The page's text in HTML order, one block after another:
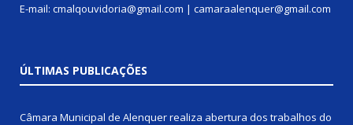
E-mail: cmalqouvidoria@gmail.com | camaraalenquer@gmail.com
ÚLTIMAS PUBLICAÇÕES
Câmara Municipal de Alenquer realiza abertura dos trabalhos do